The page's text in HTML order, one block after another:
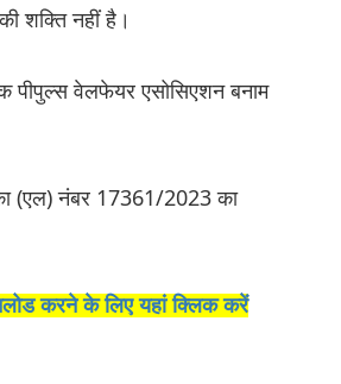
शक्ति नहीं है।
पीपुल्स वेलफेयर एसोसिएशन बनाम
(एल) नंबर 17361/2023 का
करने के लिए यहां क्लिक करें